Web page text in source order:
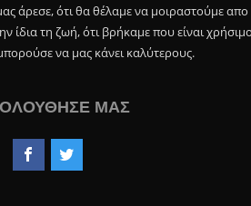
άρεσε, ότι θα θέλαμε να μοιραστούμε απο
ίδια τη ζωή, ότι βρήκαμε που είναι
να μας κάνει καλύτερους.
ΜΑΣ